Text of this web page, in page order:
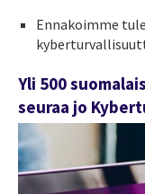
Ennakoimme
Yli 500
seuraa jo